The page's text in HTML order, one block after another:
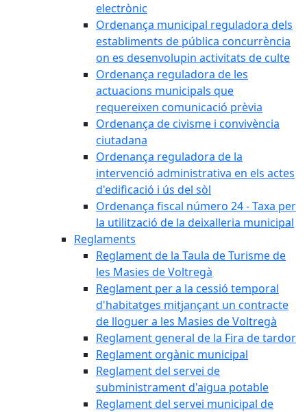
electrònic
Ordenança municipal reguladora dels
establiments de pública concurrència
on es desenvolupin activitats de culte
Ordenança reguladora de les
actuacions municipals que
requereixen comunicació prèvia
Ordenança de civisme i convivència
ciutadana
Ordenança reguladora de la
intervenció administrativa en els actes
d'edificació i ús del sòl
Ordenança fiscal número 24 - Taxa per
la utilització de la deixalleria municipal
Reglaments
Reglament de la Taula de Turisme de
les Masies de Voltregà
Reglament per a la cessió temporal
d'habitatges mitjançant un contracte
de lloguer a les Masies de Voltregà
Reglament general de la Fira de tardor
Reglament orgànic municipal
Reglament del servei de
subministrament d'aigua potable
Reglament del servei municipal de